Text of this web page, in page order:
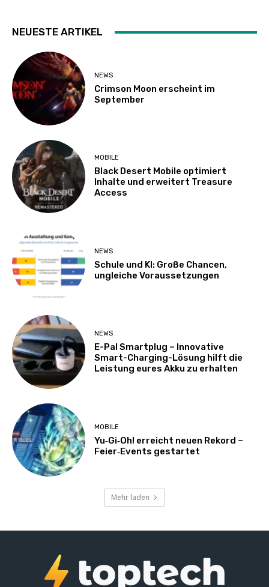
NEUESTE ARTIKEL
NEWS
Crimson Moon erscheint im
September
MOBILE
Black Desert Mobile optimiert
Inhalte und erweitert Treasure
Access
NEWS
Schule und KI: Große Chancen,
ungleiche Voraussetzungen
NEWS
E-Pal Smartplug – Innovative
Smart-Charging-Lösung hilft die
Leistung eures Akku zu erhalten
MOBILE
Yu‑Gi‑Oh! erreicht neuen Rekord –
Feier‑Events gestartet
Mehr laden